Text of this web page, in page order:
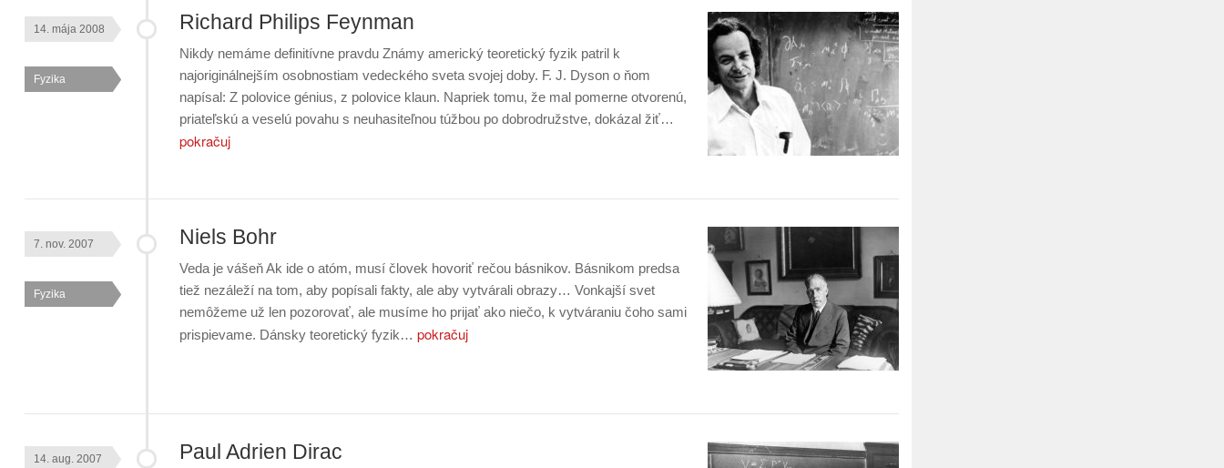
Richard Philips Feynman
14. mája 2008
Fyzika
Nikdy nemáme definitívne pravdu Známy americký teoretický fyzik patril k
najoriginálnejším osobnostiam vedeckého sveta svojej doby. F. J. Dyson o ňom
napísal: Z polovice génius, z polovice klaun. Napriek tomu, že mal pomerne otvorenú,
priateľskú a veselú povahu s neuhasiteľnou túžbou po dobrodružstve, dokázal žiť…
pokračuj
Niels Bohr
7. nov. 2007
Fyzika
Veda je vášeň Ak ide o atóm, musí človek hovoriť rečou básnikov. Básnikom predsa
tiež nezáleží na tom, aby popísali fakty, ale aby vytvárali obrazy… Vonkajší svet
nemôžeme už len pozorovať, ale musíme ho prijať ako niečo, k vytváraniu čoho sami
prispievame. Dánsky teoretický fyzik… pokračuj
Paul Adrien Dirac
14. aug. 2007